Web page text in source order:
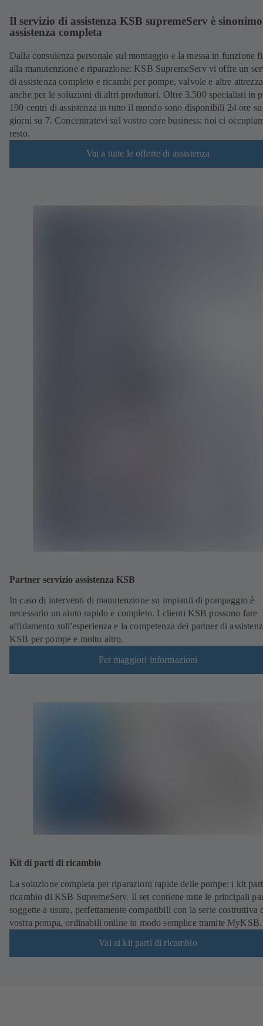
Il servizio di assistenza KSB supremeServ è
assistenza completa
Dalla consulenza personale sul montaggio e la messa in funzione
alla manutenzione e riparazione: KSB SupremeServ vi offre un
di assistenza completo e ricambi per pompe, valvole e altre
anche per le soluzioni di altri produttori. Oltre 3.500 specialisti in
190 centri di assistenza in tutto il mondo sono disponibili 24 ore
giorni su 7. Concentratevi sul vostro core business: noi ci
resto.
Vai a tutte le offerte di assistenza
Partner servizio assistenza KSB
In caso di interventi di manutenzione su impianti di pompaggio è
necessario un aiuto rapido e completo. I clienti KSB possono fare
affidamento sull'esperienza e la competenza dei partner di
KSB per pompe e molto altro.
Per maggiori informazioni
Kit di parti di ricambio
La soluzione completa per riparazioni rapide delle pompe: i kit
ricambio di KSB SupremeServ. Il set contiene tutte le principali
soggette a usura, perfettamente compatibili con la serie costruttiva
vostra pompa, ordinabili online in modo semplice tramite MyKSB.
Vai ai kit parti di ricambio